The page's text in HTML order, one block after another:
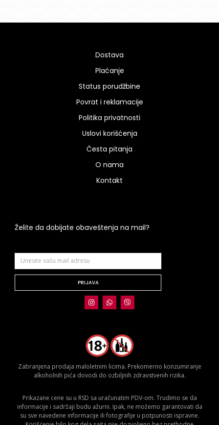
Dostava
Plaćanje
Status porudžbine
Povrat i reklamacije
Politika privatnosti
Uslovi korišćenja
Česta pitanja
O nama
Kontakt
Želite da dobijate obaveštenja na mail?
PRIJAVA
Zabranjena prodaja maloletnim licima. Prekomerno konzumiranje
alkoholnih pića dovodi do ozbiljnih zdravstvenih rizika.
Prikazane cene su u RSD sa uračunatim PDV-om. Trudimo se da
informacije i sadržaji budu ažurni. Ipak, ne možemo garantovati da
su sve navedene informacije ili fotografije u potpunosti ispravne.